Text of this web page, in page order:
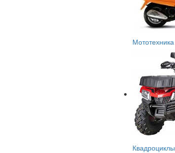
Мототехника
Квадроциклы